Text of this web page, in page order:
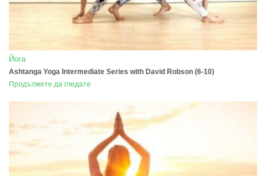
Йога
Ashtanga Yoga Intermediate Series with David Robson (6-10)
Продължете да гледате